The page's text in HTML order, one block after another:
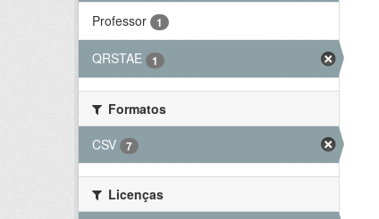
Professor 1
QRSTAE 1
Formatos
CSV
7
Licenças